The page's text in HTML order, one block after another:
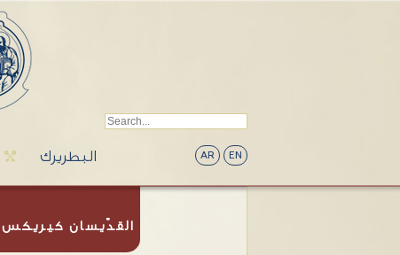
البطريرك AR EN
القدّيسان كيريكس